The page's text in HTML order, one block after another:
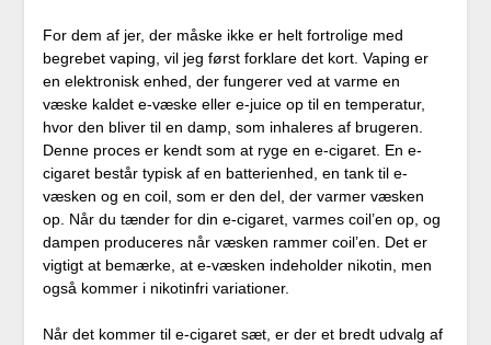
For dem af jer, der måske ikke er helt fortrolige med
begrebet vaping, vil jeg først forklare det kort. Vaping er
en elektronisk enhed, der fungerer ved at varme en
væske kaldet e-væske eller e-juice op til en temperatur,
hvor den bliver til en damp, som inhaleres af brugeren.
Denne proces er kendt som at ryge en e-cigaret. En e-
cigaret består typisk af en batterienhed, en tank til e-
væsken og en coil, som er den del, der varmer væsken
op. Når du tænder for din e-cigaret, varmes coil’en op, og
dampen produceres når væsken rammer coil’en. Det er
vigtigt at bemærke, at e-væsken indeholder nikotin, men
også kommer i nikotinfri variationer.
Når det kommer til e-cigaret sæt, er der et bredt udvalg af